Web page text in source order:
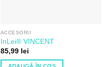
ACCESORII
InLei® VINCENT
85,99 lei